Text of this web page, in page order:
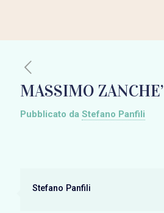
MASSIMO ZANCHE’
Pubblicato da Stefano Panfili
Stefano Panfili